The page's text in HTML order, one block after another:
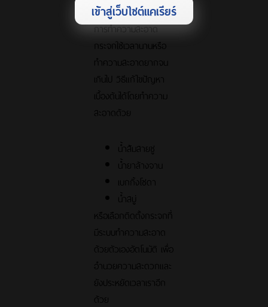
ปัญหาที่พบเจอบ่อยคือ
การทำความสะอาด
กระจกใช้เวลานานหรือ
ทำความสะอาดยากจน
เกินไป วิธีแก้ไขปัญหา
เบื้องต้นได้โดยทำความ
สะอาดด้วย
น้ำส้มสายชู
น้ำยาล้างจาน
เบกกิ้งโซดา
น้ำสบู่
หรือเลือกติดตั้งกระจกที่
มีระบบทำความสะอาด
ด้วยตัวเองอัตโนมัติ เพื่อ
อำนวยความสะดวกและ
ยังประหยัดเวลาเราอีก
ด้วย
เข้าสู่เว็บไซต์แคเรียร์